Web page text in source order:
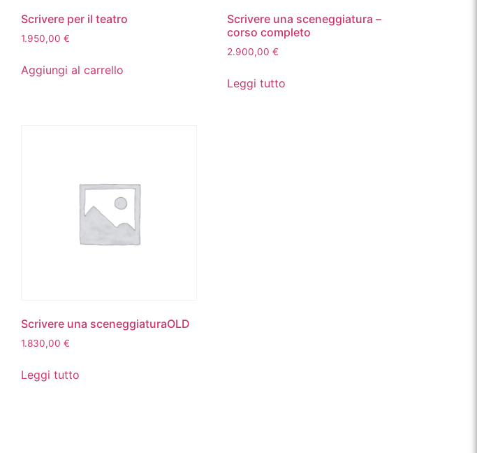
Scrivere per il teatro
1.950,00€
Aggiungi al carrello
Scrivere una sceneggiatura –
corso completo
2.900,00€
Leggi tutto
Scrivere una sceneggiaturaOLD
1.830,00€
Leggi tutto